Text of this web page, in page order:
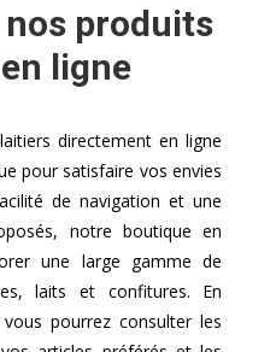
produits
ligne
directement en ligne
pour satisfaire vos envies
de navigation et une
notre boutique en
une large gamme de
laits et confitures. En
pourrez consulter les